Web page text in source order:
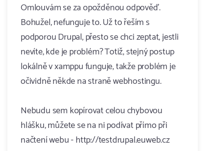
Omlouvám se za opožděnou odpověď.
Bohužel, nefunguje to. Už to řeším s
podporou Drupal, přesto se chci zeptat, jestli
nevíte, kde je problém? Totiž, stejný postup
lokálně v xamppu funguje, takže problém je
očividně někde na straně webhostingu.
Nebudu sem kopírovat celou chybovou
hlášku, můžete se na ni podívat přímo při
načtení webu - http://testdrupal.euweb.cz